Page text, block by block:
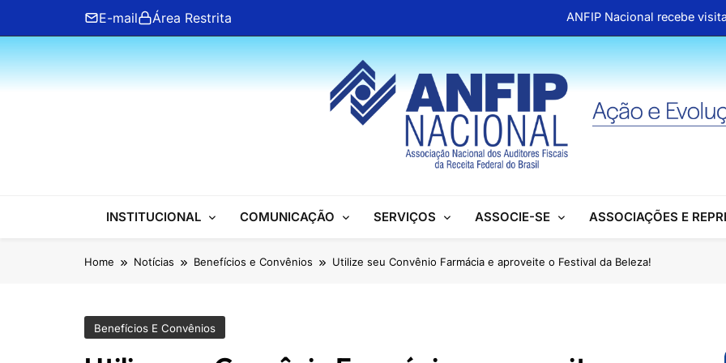
content
E-mail Área Restrita ANFIP Nacional recebe
ANFIP reúne escritórios de advocacia para discutir
Honras a um gigante na construção da Seguridade
ANFIP Nacional recebe
ANFIP reúne escritórios de advocacia para
Honras a um gigante na construção da Seguridade
ANFIP Nacional
INSTITUCIONAL COMUNICAÇÃO SERVIÇOS ASSOCIE-SE ASSOCIAÇÕES E
Home Notícias Benefícios e Convênios Utilize seu Convênio Farmácia e aproveite o Festival da Beleza!
Benefícios E Convênios